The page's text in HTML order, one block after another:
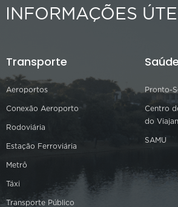
INFORMAÇÕES
Transporte
Aeroportos
Conexão Aeroporto
Rodoviária
Estação Ferroviária
Metrô
Táxi
Transporte Público
Saúde
Pronto-
Centro
do
SAMU